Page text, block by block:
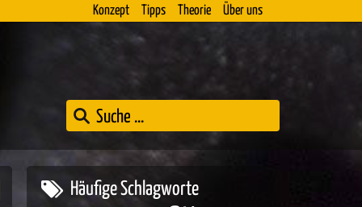
Konzept Tipps Theorie Über uns
Häufige Schlagworte